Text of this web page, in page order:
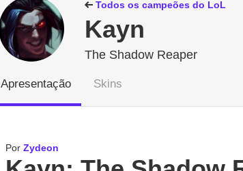
Millenium Todos os campeões do LoL
Kayn
The Shadow Reaper
Apresentação Skins
Por Zydeon